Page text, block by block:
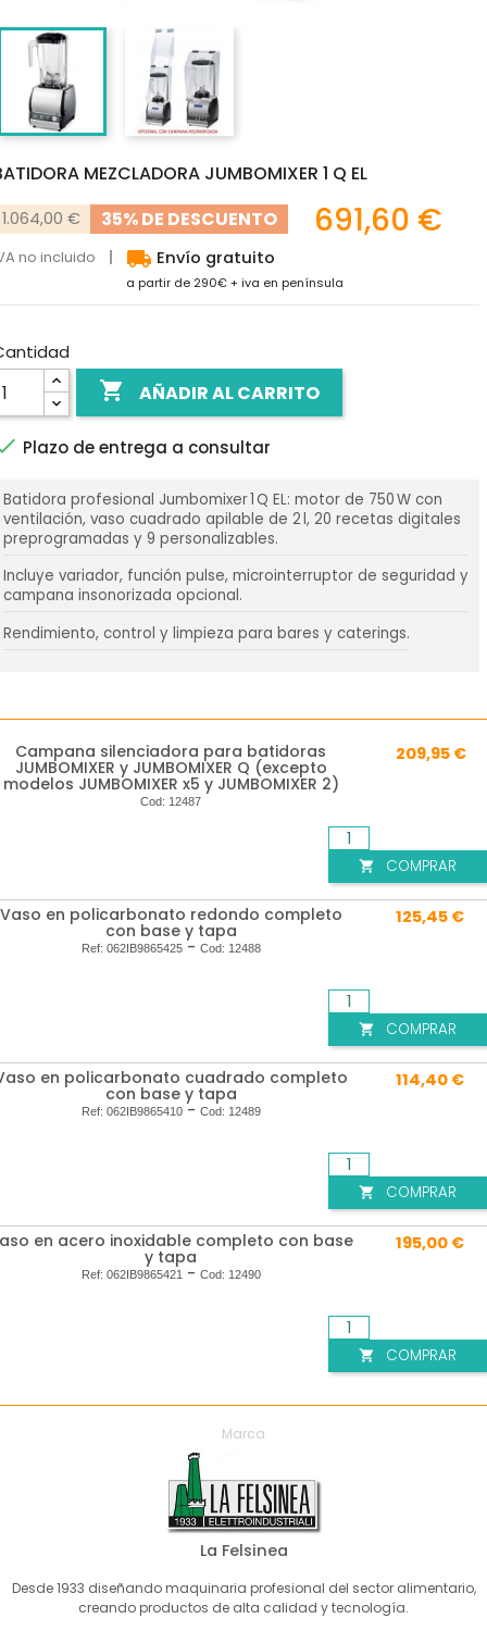
MEZCLADORA JUMBOMIXER 1 Q EL
1.064,00 € 35% DE DESCUENTO 691,60 €
no incluido local_shipping Envío gratuito
a partir de 290€ + iva en península
 AÑADIR AL CARRITO
Plazo de entrega a consultar
Batidora profesional Jumbomixer 1 Q EL: motor de 750 W con
ventilación, vaso cuadrado apilable de 2 l, 20 recetas digitales
preprogramadas y 9 personalizables.
Incluye variador, función pulse, microinterruptor de seguridad y
campana insonorizada opcional.
Rendimiento, control y limpieza para bares y caterings.
Marca
La Felsinea
Desde 1933 diseñando maquinaria profesional del sector alimentario,
creando productos de alta calidad y tecnología.
Campana silenciadora para batidoras
JUMBOMIXER y JUMBOMIXER Q (excepto
modelos JUMBOMIXER x5 y JUMBOMIXER 2)
Cod: 12487
209,95 €
 COMPRAR
Vaso en policarbonato redondo completo
con base y tapa
Ref: 062IB9865425- Cod: 12488
125,45 €
 COMPRAR
en policarbonato cuadrado completo
con base y tapa
Ref: 062IB9865410- Cod: 12489
114,40 €
 COMPRAR
en acero inoxidable completo con base
y tapa
Ref: 062IB9865421- Cod: 12490
195,00 €
 COMPRAR